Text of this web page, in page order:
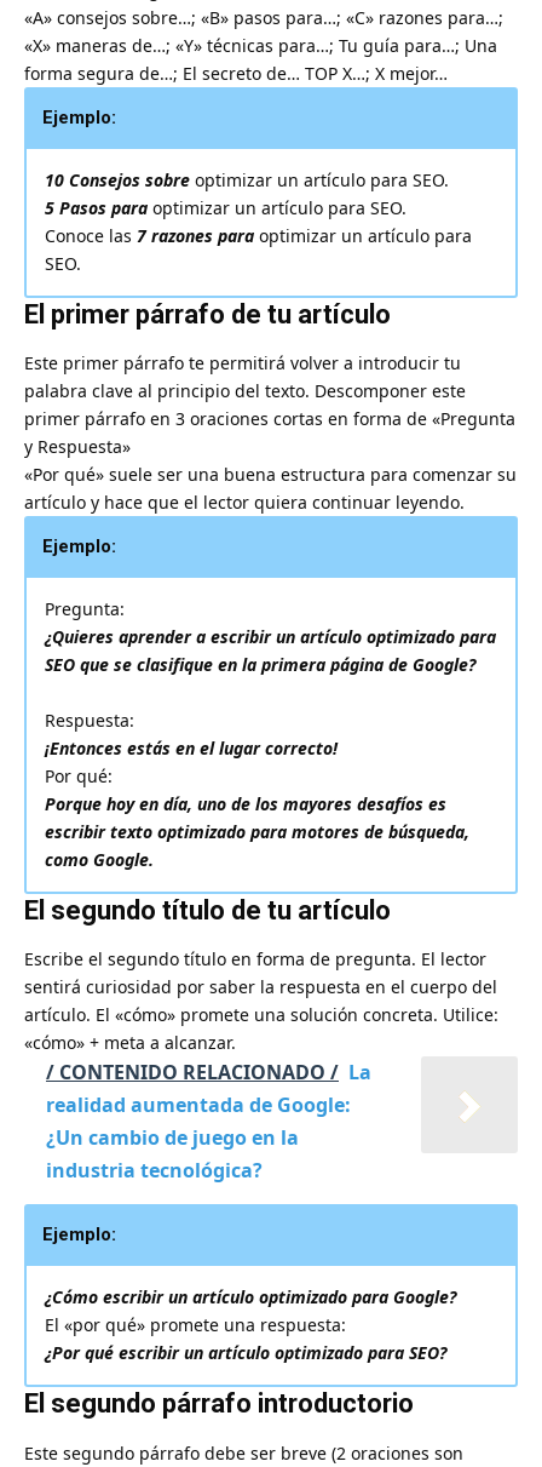
«A» consejos sobre…; «B» pasos para…; «C» razones para…;
«X» maneras de…; «Y» técnicas para…; Tu guía para…; Una
forma segura de…; El secreto de… TOP X…; X mejor…
Ejemplo:
10 Consejos sobre optimizar un artículo para SEO.
5 Pasos para optimizar un artículo para SEO.
Conoce las 7 razones para optimizar un artículo para
SEO.
El primer párrafo de tu artículo
Este primer párrafo te permitirá volver a introducir tu
palabra clave al principio del texto. Descomponer este
primer párrafo en 3 oraciones cortas en forma de «Pregunta
y Respuesta»
«Por qué» suele ser una buena estructura para comenzar su
artículo y hace que el lector quiera continuar leyendo.
Ejemplo:
Pregunta:
¿Quieres aprender a escribir un artículo optimizado para
SEO que se clasifique en la primera página de Google?
Respuesta:
¡Entonces estás en el lugar correcto!
Por qué:
Porque hoy en día, uno de los mayores desafíos es
escribir texto optimizado para motores de búsqueda,
como Google.
El segundo título de tu artículo
Escribe el segundo título en forma de pregunta. El lector
sentirá curiosidad por saber la respuesta en el cuerpo del
artículo. El «cómo» promete una solución concreta. Utilice:
«cómo» + meta a alcanzar.
/ CONTENIDO RELACIONADO / La
realidad aumentada de Google:
¿Un cambio de juego en la
industria tecnológica?
Ejemplo:
¿Cómo escribir un artículo optimizado para Google?
El «por qué» promete una respuesta:
¿Por qué escribir un artículo optimizado para SEO?
El segundo párrafo introductorio
Este segundo párrafo debe ser breve (2 oraciones son